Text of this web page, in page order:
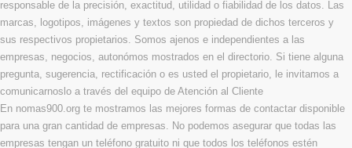
responsable de la precisión, exactitud, utilidad o fiabilidad de los datos. Las
marcas, logotipos, imágenes y textos son propiedad de dichos terceros y
sus respectivos propietarios. Somos ajenos e independientes a las
empresas, negocios, autonómos mostrados en el directorio. Si tiene alguna
pregunta, sugerencia, rectificación o es usted el propietario, le invitamos a
comunicarnoslo a través del equipo de Atención al Cliente
En nomas900.org te mostramos las mejores formas de contactar disponible
para una gran cantidad de empresas. No podemos asegurar que todas las
empresas tengan un teléfono gratuito ni que todos los teléfonos estén